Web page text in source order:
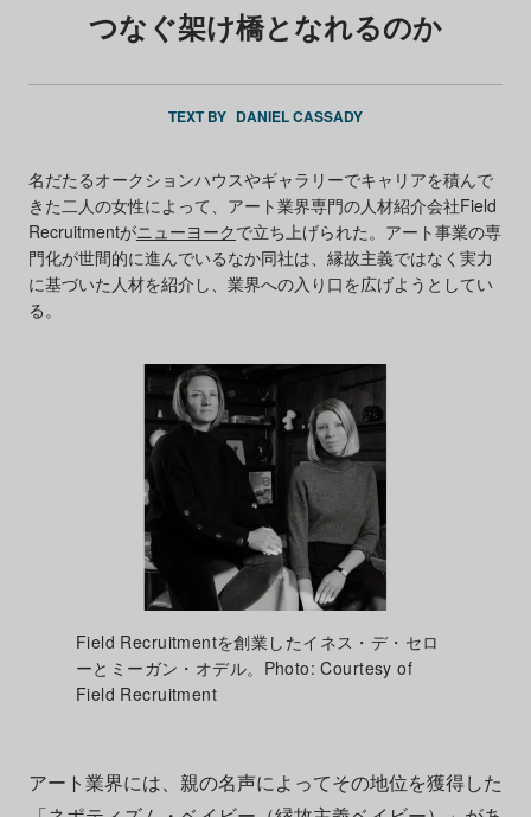
つなぐ架け橋となれるのか
TEXT BY DANIEL CASSADY
名だたるオークションハウスやギャラリーでキャリアを積んで
きた二人の女性によって、アート業界専門の人材紹介会社Field
Recruitmentがニューヨークで立ち上げられた。アート事業の専
門化が世間的に進んでいるなか同社は、縁故主義ではなく実力
に基づいた人材を紹介し、業界への入り口を広げようとしてい
る。
Field Recruitmentを創業したイネス・デ・セロ
ーとミーガン・オデル。Photo: Courtesy of
Field Recruitment
アート業界には、親の名声によってその地位を獲得した